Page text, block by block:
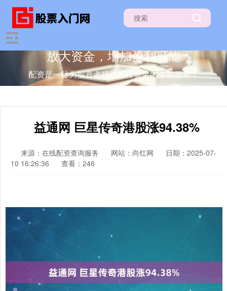
放大资金，增加盈利可能
配资是一种为投资者提供杠杆资金的金融服务！
益通网 巨星传奇港股涨94.38%
来源：在线配资查询服务 网站：尚红网
日期：2025-07-
10 16:26:36
查看：246